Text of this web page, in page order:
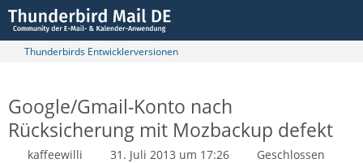
Thunderbirds Entwicklerversionen
Google/Gmail-Konto nach
Rücksicherung mit Mozbackup defekt
kaffeewilli 31. Juli 2013 um 17:26
Geschlossen